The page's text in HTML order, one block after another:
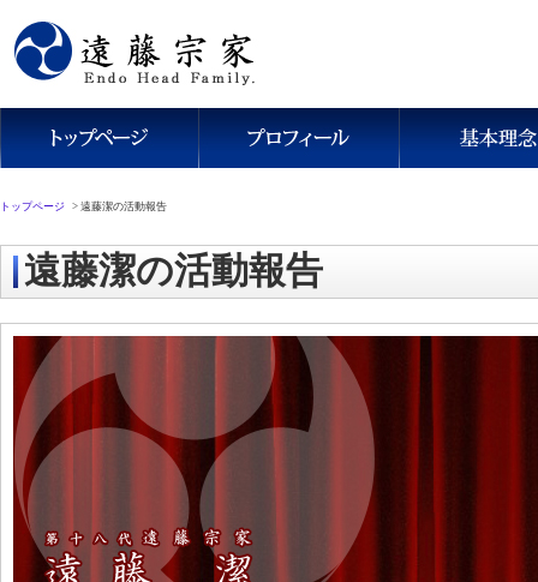
トップページ > 遠藤潔の活動報告
遠藤潔の活動報告